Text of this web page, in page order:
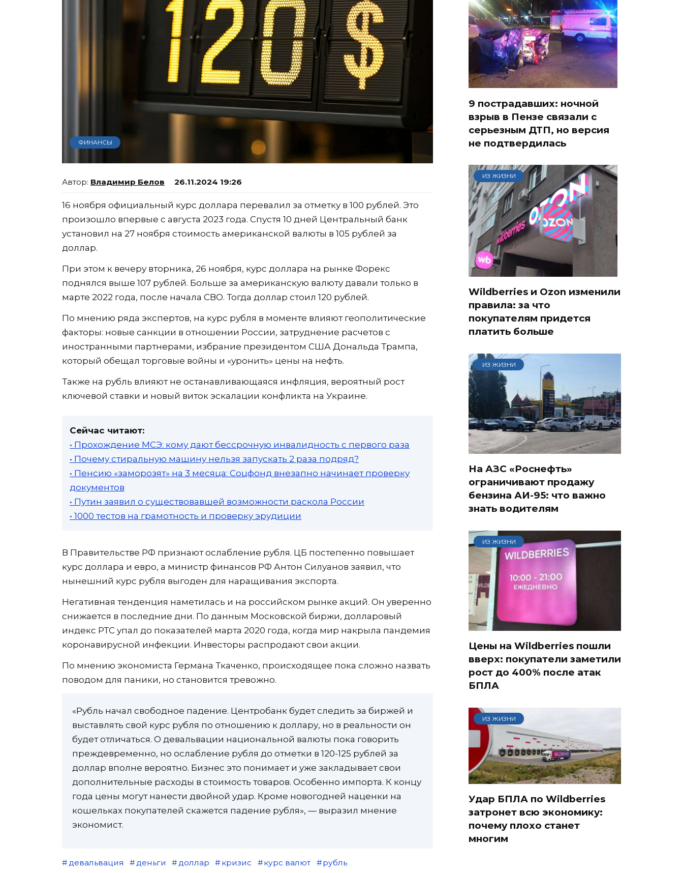
ФИНАНСЫ
Владимир Белов 26.11.2024 19:26
16 ноября официальный курс доллара перевалил за отметку в 100 рублей. Это
произошло впервые с августа 2023 года. Спустя 10 дней Центральный банк
установил на 27 ноября стоимость американской валюты в 105 рублей за
доллар.
При этом к вечеру вторника, 26 ноября, курс доллара на рынке Форекс
поднялся выше 107 рублей. Больше за американскую валюту давали только в
марте 2022 года, после начала СВО. Тогда доллар стоил 120 рублей.
По мнению ряда экспертов, на курс рубля в моменте влияют геополитические
факторы: новые санкции в отношении России, затруднение расчетов с
иностранными партнерами, избрание президентом США Дональда Трампа,
который обещал торговые войны и «уронить» цены на нефть.
Также на рубль влияют не останавливающаяся инфляция, вероятный рост
ключевой ставки и новый виток эскалации конфликта на Украине.
Сейчас читают:
• Прохождение МСЭ: кому дают бессрочную инвалидность с первого раза
• Почему стиральную машину нельзя запускать 2 раза подряд?
• Пенсию «заморозят» на 3 месяца: Соцфонд внезапно начинает проверку
документов
• Путин заявил о существовавшей возможности раскола России
• 1000 тестов на грамотность и проверку эрудиции
В Правительстве РФ признают ослабление рубля. ЦБ постепенно повышает
курс доллара и евро, а министр финансов РФ Антон Силуанов заявил, что
нынешний курс рубля выгоден для наращивания экспорта.
Негативная тенденция наметилась и на российском рынке акций. Он уверенно
снижается в последние дни. По данным Московской биржи, долларовый
индекс РТС упал до показателей марта 2020 года, когда мир накрыла пандемия
коронавирусной инфекции. Инвесторы распродают свои акции.
По мнению экономиста Германа Ткаченко, происходящее пока сложно назвать
поводом для паники, но становится тревожно.
«Рубль начал свободное падение. Центробанк будет следить за биржей и
выставлять свой курс рубля по отношению к доллару, но в реальности он
будет отличаться. О девальвации национальной валюты пока говорить
преждевременно, но ослабление рубля до отметки в 120-125 рублей за
доллар вполне вероятно. Бизнес это понимает и уже закладывает свои
дополнительные расходы в стоимость товаров. Особенно импорта. К концу
года цены могут нанести двойной удар. Кроме новогодней наценки на
кошельках покупателей скажется падение рубля», — выразил мнение
экономист.
девальвация деньги доллар кризис курс валют рубль
9 пострадавших: ночной
взрыв в Пензе связали с
серьезным ДТП, но версия
не подтвердилась
ИЗ ЖИЗНИ
Wildberries и Ozon изменили
правила: за что
покупателям придется
платить больше
ИЗ ЖИЗНИ
На АЗС «Роснефть»
ограничивают продажу
бензина АИ-95: что важно
знать водителям
ИЗ ЖИЗНИ
Цены на Wildberries пошли
вверх: покупатели заметили
рост до 400% после атак
БПЛА
ИЗ ЖИЗНИ
Удар БПЛА по Wildberries
затронет всю экономику:
почему плохо станет
многим